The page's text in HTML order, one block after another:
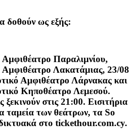
δοθούν ως εξής:
Παραλιμνίου,
Λακατάμιας, 23/08
Αμφιθέατρο Λάρνακας και
Κηποθέατρο Λεμεσού.
ξεκινούν στις 21:00. Εισιτήρια
ταμεία των θεάτρων, τα So
στο tickethour.com.cy.